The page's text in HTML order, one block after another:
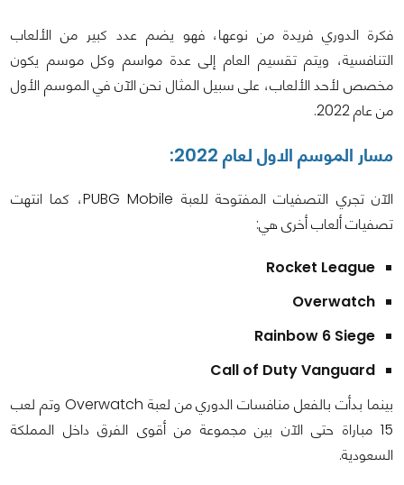
فكرة الدوري فريدة من نوعها، فهو يضم عدد كبير من الألعاب
التنافسية، ويتم تقسيم العام إلى عدة مواسم وكل موسم يكون
مخصص لأحد الألعاب، على سبيل المثال نحن الآن في الموسم الأول
من عام 2022.
مسار الموسم الاول لعام 2022:
الآن تجري التصفيات المفتوحة للعبة PUBG Mobile، كما انتهت
تصفيات ألعاب أخرى هي:
Rocket League
Overwatch
Rainbow 6 Siege
Call of Duty Vanguard
بينما بدأت بالفعل منافسات الدوري من لعبة Overwatch وتم لعب
15 مباراة حتى الآن بين مجموعة من أقوى الفرق داخل المملكة
السعودية.